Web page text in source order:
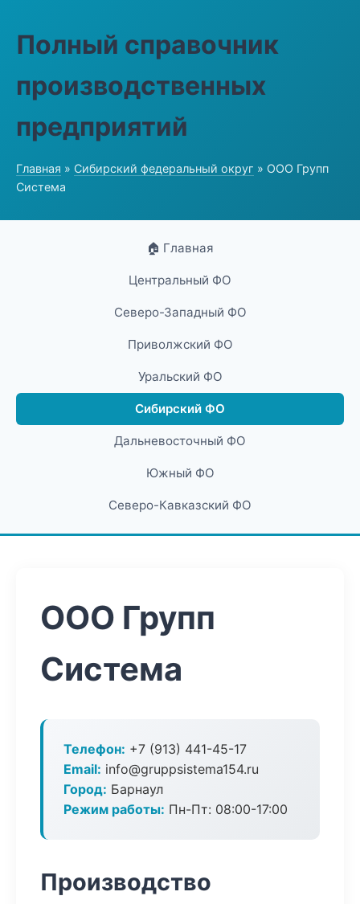
Полный справочник
производственных
предприятий
Главная » Сибирский федеральный округ » ООО Групп
Система
🏠 Главная
Центральный ФО
Северо-Западный ФО
Приволжский ФО
Уральский ФО
Сибирский ФО
Дальневосточный ФО
Южный ФО
Северо-Кавказский ФО
ООО Групп
Система
Телефон: +7 (913) 441-45-17
Email: info@gruppsistema154.ru
Город: Барнаул
Режим работы: Пн-Пт: 08:00-17:00
Производство